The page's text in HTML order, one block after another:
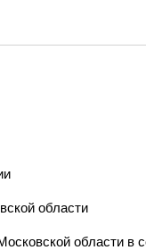
области
области в